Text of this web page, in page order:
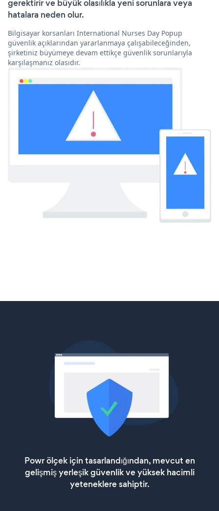
gerektirir ve büyük olasılıkla yeni sorunlara veya
hatalara neden olur.
Bilgisayar korsanları International Nurses Day Popup
güvenlik açıklarından yararlanmaya çalışabileceğinden,
şirketiniz büyümeye devam ettikçe güvenlik sorunlarıyla
karşılaşmanız olasıdır.
Powr ölçek için tasarlandığından, mevcut en
gelişmiş yerleşik güvenlik ve yüksek hacimli
yeteneklere sahiptir.